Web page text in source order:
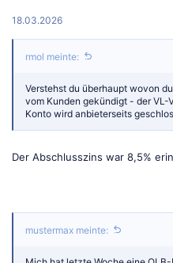
:
18.03.2026
rmol meinte:
Verstehst du überhaupt wovon
vom Kunden gekündigt - der VL-
Konto wird anbieterseits
Der Abschlusszins war 8,5%
mustermax meinte: